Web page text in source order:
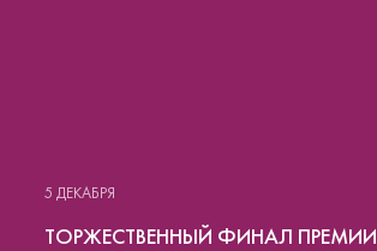
5 ДЕКАБРЯ
ТОРЖЕСТВЕННЫЙ ФИНАЛ ПРЕМИИ